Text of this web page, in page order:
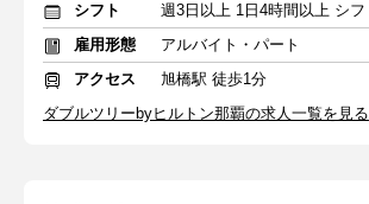
シフト
雇用形態
アルバイト・パート
アクセス
旭橋駅 徒歩1分
ダブルツリーbyヒルトン那覇の求人一覧を見る